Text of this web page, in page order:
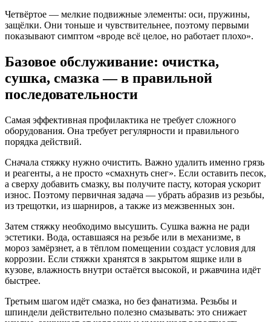
Четвёртое — мелкие подвижные элементы: оси, пружины,
защёлки. Они тоньше и чувствительнее, поэтому первыми
показывают симптом «вроде всё целое, но работает плохо».
Базовое обслуживание: очистка,
сушка, смазка — в правильной
последовательности
Самая эффективная профилактика не требует сложного
оборудования. Она требует регулярности и правильного
порядка действий.
Сначала стяжку нужно очистить. Важно удалить именно грязь
и реагенты, а не просто «смахнуть снег». Если оставить песок,
а сверху добавить смазку, вы получите пасту, которая ускорит
износ. Поэтому первичная задача — убрать абразив из резьбы,
из трещотки, из шарниров, а также из межзвенных зон.
Затем стяжку необходимо высушить. Сушка важна не ради
эстетики. Вода, оставшаяся на резьбе или в механизме, в
мороз замёрзнет, а в тёплом помещении создаст условия для
коррозии. Если стяжки хранятся в закрытом ящике или в
кузове, влажность внутри остаётся высокой, и ржавчина идёт
быстрее.
Третьим шагом идёт смазка, но без фанатизма. Резьбы и
шпиндели действительно полезно смазывать: это снижает